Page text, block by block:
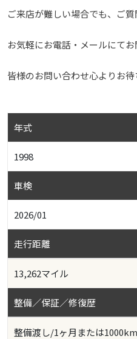
ご来店が難しい場合でも、ご
お気軽にお電話・メールにてお
皆様のお問い合わせ心よりお待
年式
1998
車検
2026/01
走行距離
13,262マイル
整備／保証／修復歴
整備渡し/1ヶ月または